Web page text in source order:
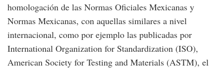
homologación de las Normas Oficiales Mexicanas y
Normas Mexicanas, con aquellas similares a nivel
internacional, como por ejemplo las publicadas por
International Organization for Standardization (ISO),
American Society for Testing and Materials (ASTM), el